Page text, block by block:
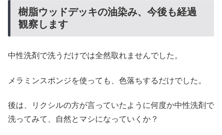
樹脂ウッドデッキの油染み、今後も経過
観察します
中性洗剤で洗うだけでは全然取れませんでした。
メラミンスポンジを使っても、色落ちするだけでした。
後は、リクシルの方が言っていたように何度か中性洗剤で
洗ってみて、自然とマシになっていくか？